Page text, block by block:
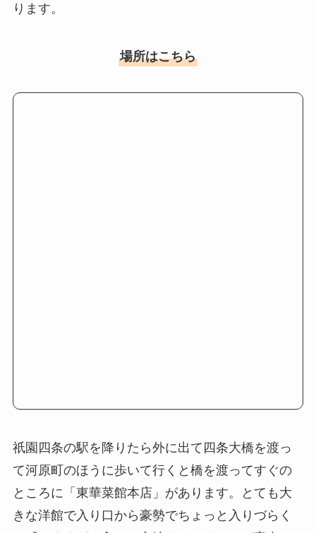
ります。
場所はこちら
祇園四条の駅を降りたら外に出て四条大橋を渡っ
て河原町のほうに歩いて行くと橋を渡ってすぐの
ところに「東華菜館本店」があります。とても大
きな洋館で入り口から豪勢でちょっと入りづらく